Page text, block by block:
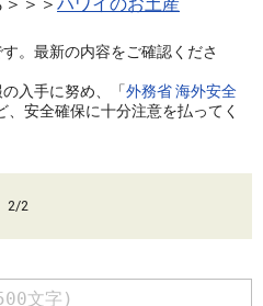
。最新の内容をご確認くださ
入手に努め、「外務省 海外安全
、安全確保に十分注意を払ってく
2/2